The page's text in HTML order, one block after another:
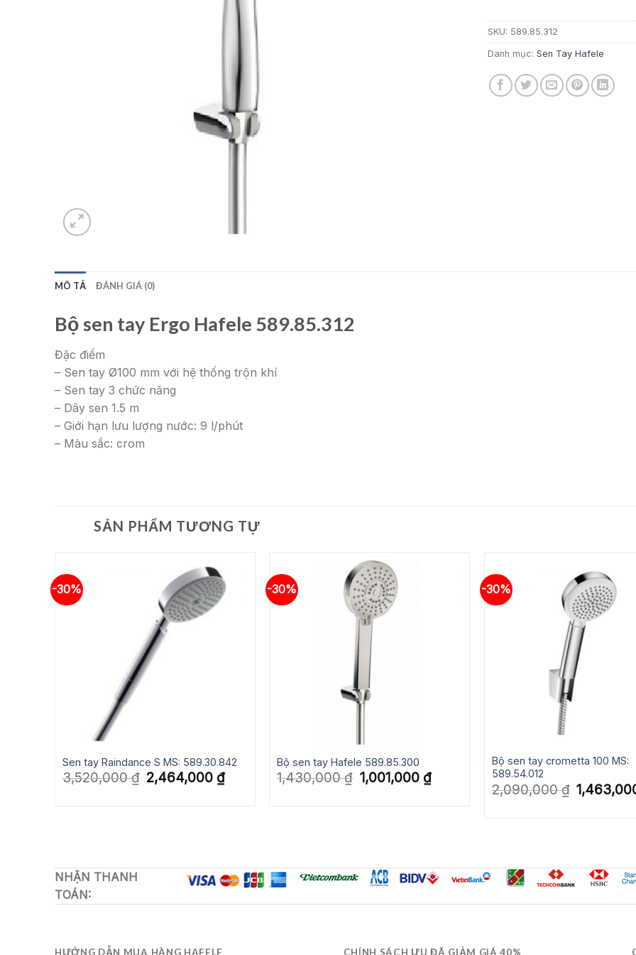
SKU: 589.85.312
Danh mục: Sen Tay Hafele
MÔ TẢ ĐÁNH GIÁ (0)
Bộ sen tay Ergo Hafele 589.85.312
Đặc điểm
– Sen tay Ø100 mm với hệ thống trộn khí
– Sen tay 3 chức năng
– Dây sen 1.5 m
– Giới hạn lưu lượng nước: 9 l/phút
– Màu sắc: crom
SẢN PHẨM TƯƠNG TỰ
-30%
Sen tay Raindance S MS: 589.30.842
3,520,000₫
Giá
gốc
2,464,000 ₫Giá
-30%
Bộ sen tay Hafele 589.85.300
1,430,000₫ Giá
gốc
1,001,000 ₫Giá
hiện
-30%
Bộ sen tay crometta 100 MS:
589.54.012
2,090,000₫ Giá
gốc
NHẬN THANH
TOÁN:
HƯỚNG DẪN MUA HÀNG HAFELE CHÍNH SÁCH ƯU ĐÃ GIẢM GIÁ 40%